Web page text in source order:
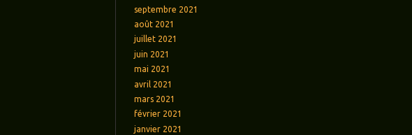
septembre 2021
août 2021
juillet 2021
juin 2021
mai 2021
avril 2021
mars 2021
février 2021
janvier 2021